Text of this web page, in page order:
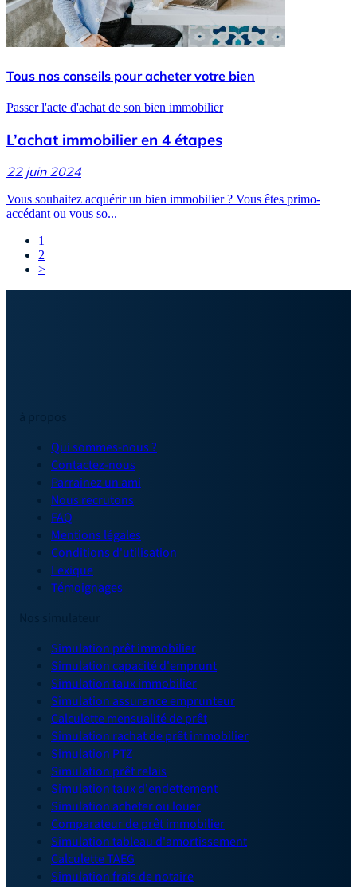
Tous nos conseils pour acheter votre bien
Passer l'acte d'achat de son bien immobilier
L’achat immobilier en 4 étapes
22 juin 2024
Vous souhaitez acquérir un bien immobilier ? Vous êtes primo-
accédant ou vous so...
1
2
>
Qui sommes-nous ?
Contactez-nous
Parrainez un ami
Nous recrutons
FAQ
Mentions légales
Conditions d'utilisation
Lexique
Témoignages
Simulation prêt immobilier
Simulation capacité d'emprunt
Simulation taux immobilier
Simulation assurance emprunteur
Calculette mensualité de prêt
Simulation rachat de prêt immobilier
Simulation PTZ
Simulation prêt relais
Simulation taux d'endettement
Simulation acheter ou louer
Comparateur de prêt immobilier
Simulation tableau d'amortissement
Calculette TAEG
Simulation frais de notaire